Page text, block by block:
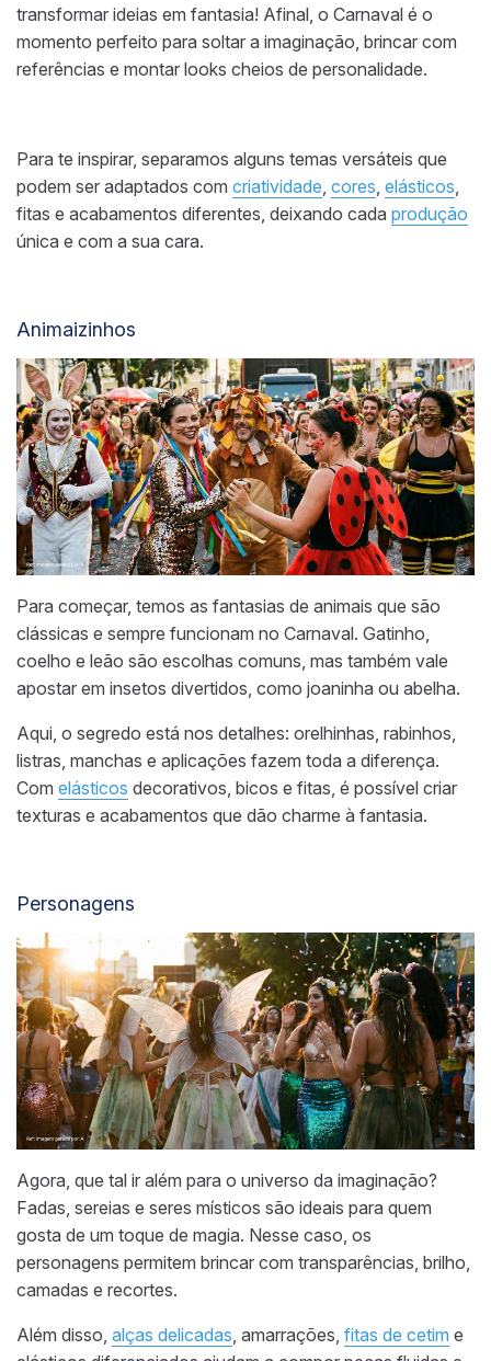
transformar ideias em fantasia! Afinal, o Carnaval é o
momento perfeito para soltar a imaginação, brincar com
referências e montar looks cheios de personalidade.
Para te inspirar, separamos alguns temas versáteis que
podem ser adaptados com criatividade, cores, elásticos,
fitas e acabamentos diferentes, deixando cada produção
única e com a sua cara.
Animaizinhos
Para começar, temos as fantasias de animais que são
clássicas e sempre funcionam no Carnaval. Gatinho,
coelho e leão são escolhas comuns, mas também vale
apostar em insetos divertidos, como joaninha ou abelha.
Aqui, o segredo está nos detalhes: orelhinhas, rabinhos,
listras, manchas e aplicações fazem toda a diferença.
Com elásticos decorativos, bicos e fitas, é possível criar
texturas e acabamentos que dão charme à fantasia.
Personagens
Agora, que tal ir além para o universo da imaginação?
Fadas, sereias e seres místicos são ideais para quem
gosta de um toque de magia. Nesse caso, os
personagens permitem brincar com transparências, brilho,
camadas e recortes.
Além disso, alças delicadas, amarrações, fitas de cetim e